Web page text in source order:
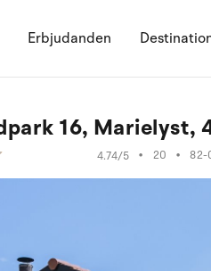
Erbjudanden
16, Marielyst,
4.74/5 • 20 • 82-